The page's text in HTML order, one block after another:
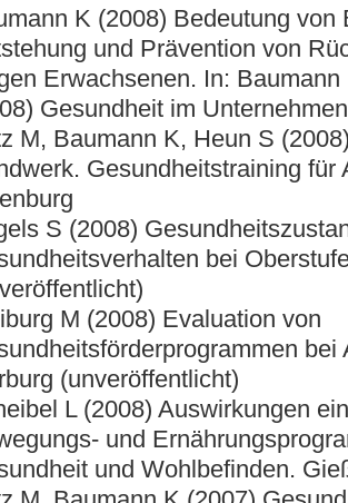
K (2008) Bedeutung von
und Prävention von
Erwachsenen. In:
Gesundheit im
M, Baumann K, Heun S
Gesundheitstraining für
S (2008)
bei
M (2008) Evaluation von
bei
(unveröffentlicht)
L (2008) Auswirkungen
und
und Wohlbefinden.